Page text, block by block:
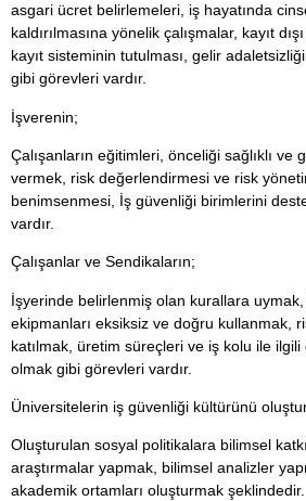
asgari ücret belirlemeleri, iş hayatında
kaldırılmasına yönelik çalışmalar, kayıt
kayıt sisteminin tutulması, gelir
gibi görevleri vardır.
İşverenin;
Çalışanların eğitimleri, önceliği sağlıklı ve
vermek, risk değerlendirmesi ve risk
benimsenmesi, İş güvenliği birimlerini
vardır.
Çalışanlar ve Sendikaların;
İşyerinde belirlenmiş olan kurallara
ekipmanları eksiksiz ve doğru kullanmak,
katılmak, üretim süreçleri ve iş kolu ile
olmak gibi görevleri vardır.
Üniversitelerin iş güvenliği kültürünü
Oluşturulan sosyal politikalara bilimsel
araştırmalar yapmak, bilimsel analizler
akademik ortamları oluşturmak şeklindedir.